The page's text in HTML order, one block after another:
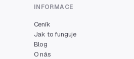
INFORMACE
Ceník
Jak to funguje
Blog
O nás